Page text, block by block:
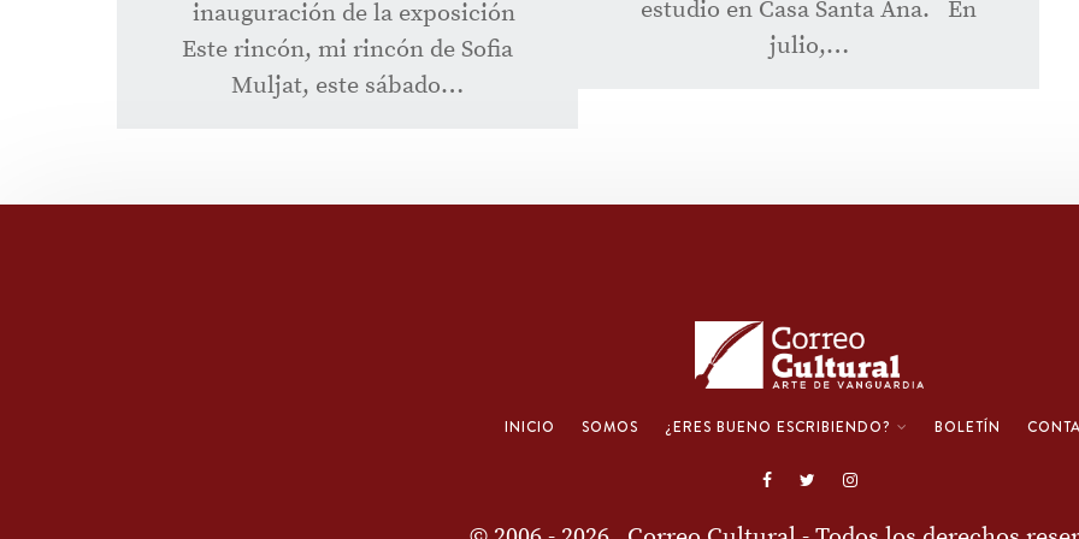
inauguración de la exposición
Este rincón, mi rincón de Sofia
Muljat, este sábado…
estudio en Casa Santa Ana. En
julio,…
INICIO SOMOS ¿ERES BUENO ESCRIBIENDO? BOLETÍN